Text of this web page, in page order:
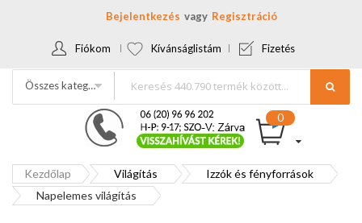
Bejelentkezés Regisztráció
Fiókom Kívánságlistám Fizetés
Összes kategória
Kezdőlap Világítás
Izzók és fényforrások
Napelemes világítás